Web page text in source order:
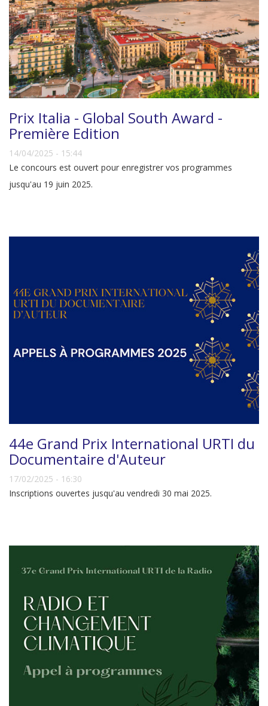
Prix Italia - Global South Award -
Première Edition
14/04/2025 - 15:44
Le concours est ouvert pour enregistrer vos programmes
jusqu'au 19 juin 2025.
44e Grand Prix International URTI du
Documentaire d'Auteur
17/02/2025 - 16:30
Inscriptions ouvertes jusqu'au vendredi 30 mai 2025.